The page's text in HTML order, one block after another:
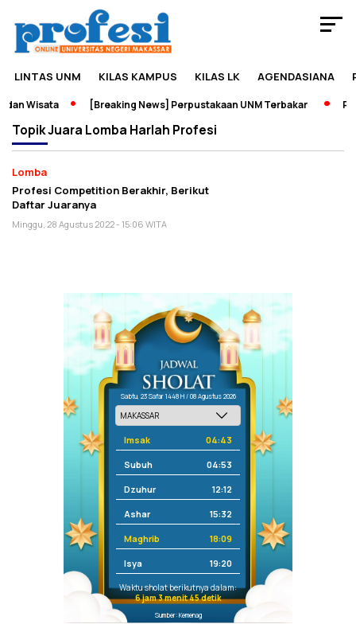
LINTAS UNM KILAS KAMPUS KILAS LK AGENDASIANA
Wisata [Breaking News] Perpustakaan UNM Terbakar
TopikJuara Lomba Harlah Profesi
Lomba
Profesi Competition Berakhir, Berikut
Daftar Juaranya
Minggu, 28 Agustus 2022 - 15:06 WITA
Sabtu, 23 Safar 1448 H / 08 Agustus 2026
Imsak 04:43
Subuh 04:53
Dzuhur 12:12
Ashar 15:32
Maghrib 18:09
Isya 19:20
Waktu sholat berikutnya dalam:
6 jam 3 menit 45 detik
Sumber: Kemenag